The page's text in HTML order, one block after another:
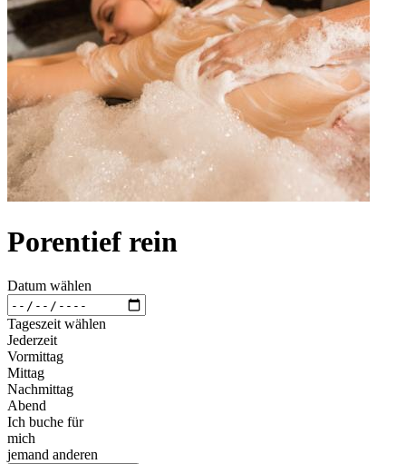
Porentief rein
Datum wählen
Tageszeit wählen
Jederzeit
Vormittag
Mittag
Nachmittag
Abend
Ich buche für
mich
jemand anderen